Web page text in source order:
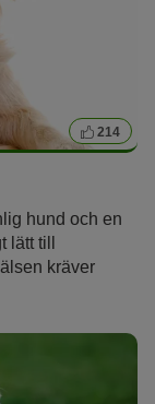
214
hund och en
till
kräver